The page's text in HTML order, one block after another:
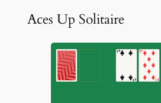
Aces Up Solitaire